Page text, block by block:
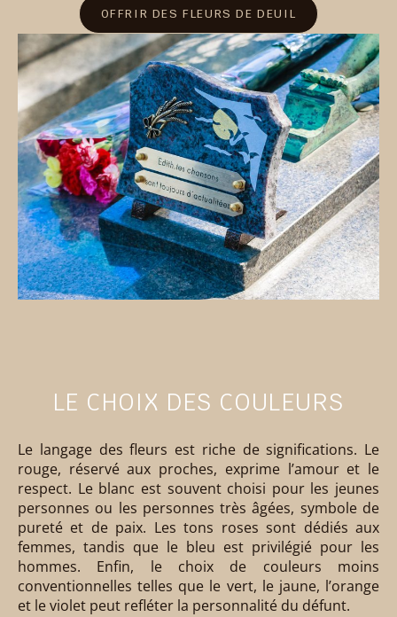
OFFRIR DES FLEURS DE DEUIL
LE CHOIX DES COULEURS
Le langage des fleurs est riche de significations. Le
rouge, réservé aux proches, exprime l’amour et le
respect. Le blanc est souvent choisi pour les jeunes
personnes ou les personnes très âgées, symbole de
pureté et de paix. Les tons roses sont dédiés aux
femmes, tandis que le bleu est privilégié pour les
hommes. Enfin, le choix de couleurs moins
conventionnelles telles que le vert, le jaune, l’orange
et le violet peut refléter la personnalité du défunt.